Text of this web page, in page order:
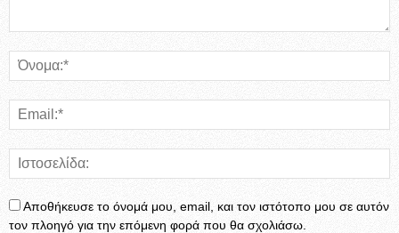
Αποθήκευσε το όνομά μου, email, και τον ιστότοπο μου σε αυτόν
τον πλοηγό για την επόμενη φορά που θα σχολιάσω.